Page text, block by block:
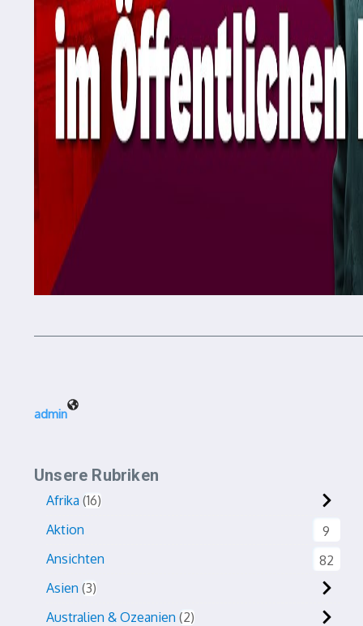
admin
Unsere Rubriken
Afrika 16
Aktion
9
Ansichten
82
Asien 3
Australien & Ozeanien 2